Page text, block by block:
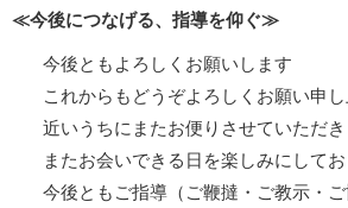
≪今後につなげる、指導を仰ぐ≫
今後ともよろしくお願いします
これからもどうぞよろしくお願い申
近いうちにまたお便りさせていただ
またお会いできる日を楽しみにして
今後ともご指導（ご鞭撻・ご教示・